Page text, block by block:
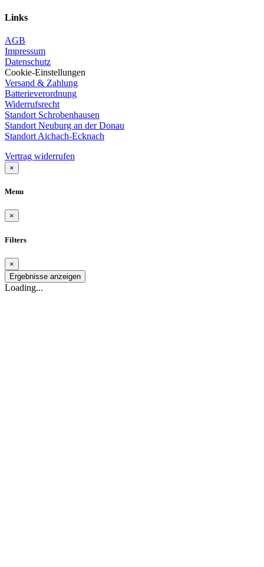
Links
AGB
Impressum
Datenschutz
Cookie-Einstellungen
Versand & Zahlung
Batterieverordnung
Widerrufsrecht
Standort Schrobenhausen
Standort Neuburg an der Donau
Standort Aichach-Ecknach
Vertrag widerrufen
×
Menu
×
Filters
×
Ergebnisse anzeigen
Loading...